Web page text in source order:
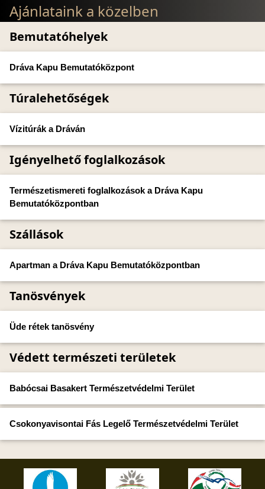
Ajánlataink a közelben
Bemutatóhelyek
Dráva Kapu Bemutatóközpont
Túralehetőségek
Vízitúrák a Dráván
Igényelhető foglalkozások
Természetismereti foglalkozások a Dráva Kapu
Bemutatóközpontban
Szállások
Apartman a Dráva Kapu Bemutatóközpontban
Tanösvények
Üde rétek tanösvény
Védett természeti területek
Babócsai Basakert Természetvédelmi Terület
Csokonyavisontai Fás Legelő Természetvédelmi Terület